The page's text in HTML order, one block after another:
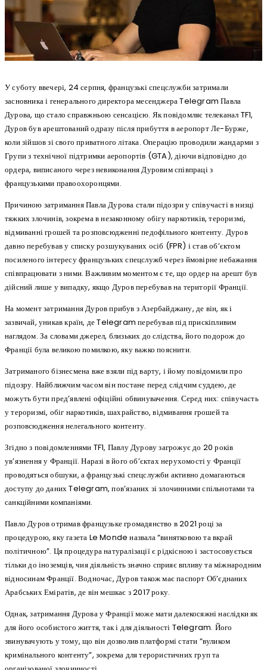
У суботу ввечері, 24 серпня, французькі спецслужби затримали
засновника і генерального директора месенджера Telegram Павла
Дурова, що стало справжньою сенсацією. Як повідомляє телеканал TF1,
Дуров був арештований одразу після прибуття в аеропорт Ле-Бурже,
коли зійшов зі свого приватного літака. Операцію проводили жандарми з
Групи з технічної підтримки аеропортів (GTA), діючи відповідно до
ордера, виписаного через невиконання Дуровим співпраці з
французькими правоохоронцями.
Причиною затримання Павла Дурова стали підозри у співучасті в низці
тяжких злочинів, зокрема в незаконному обігу наркотиків, тероризмі,
відмиванні грошей та розповсюдженні педофільного контенту. Дуров
давно перебував у списку розшукуваних осіб (FPR) і став об’єктом
посиленого інтересу французьких спецслужб через ймовірне небажання
співпрацювати з ними. Важливим моментом є те, що ордер на арешт був
дійсний лише у випадку, якщо Дуров перебував на території Франції.
На момент затримання Дуров прибув з Азербайджану, де він, як і
зазвичай, уникав країн, де Telegram перебував під прискіпливим
наглядом. За словами джерел, близьких до слідства, його подорож до
Франції була великою помилкою, яку важко пояснити.
Затриманого бізнесмена вже взяли під варту, і йому повідомили про
підозру. Найближчим часом він постане перед слідчим суддею, де
можуть бути пред’явлені офіційні обвинувачення. Серед них: співучасть
у тероризмі, обіг наркотиків, шахрайство, відмивання грошей та
розповсюдження нелегального контенту.
Згідно з повідомленнями TF1, Павлу Дурову загрожує до 20 років
ув’язнення у Франції. Наразі в його об’єктах нерухомості у Франції
проводяться обшуки, а французькі спецслужби активно домагаються
доступу до даних Telegram, пов’язаних зі злочинними спільнотами та
санкційними компаніями.
Павло Дуров отримав французьке громадянство в 2021 році за
процедурою, яку газета Le Monde назвала “винятковою та вкрай
політичною”. Ця процедура натуралізації є рідкісною і застосовується
тільки до іноземців, чия діяльність значно сприяє впливу та міжнародним
відносинам Франції. Водночас, Дуров також має паспорт Об’єднаних
Арабських Еміратів, де він мешкає з 2017 року.
Однак, затримання Дурова у Франції може мати далекосяжні наслідки як
для його особистого життя, так і для діяльності Telegram. Його
звинувачують у тому, що він дозволив платформі стати “вуликом
кримінального контенту”, зокрема для терористичних груп та